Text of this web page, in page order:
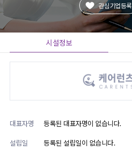
관심기업등록
시설정보
대표자명
등록된 대표자명이 없습니다.
설립일
등록된 설립일이 없습니다.